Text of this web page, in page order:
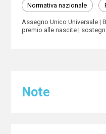
Normativa nazionale
Assegno Unico Universale
premio alle nascite
Note